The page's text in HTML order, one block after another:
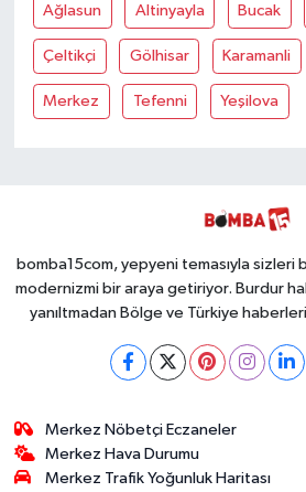
Ağlasun Altinyayla Bucak
Çeltikçi Gölhisar Karamanli
Merkez Tefenni Yeşilova
bomba15com, yepyeni temasıyla sizleri
modernizmi bir araya getiriyor. Burdur
yanıltmadan Bölge ve Türkiye
Merkez Nöbetçi Eczaneler
Merkez Hava Durumu
Merkez Trafik Yoğunluk Haritası